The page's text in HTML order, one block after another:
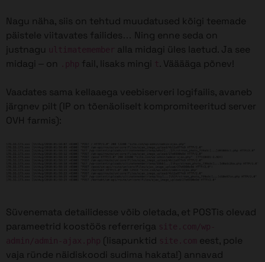
Nagu näha, siis on tehtud muudatused kõigi teemade
päistele viitavates failides… Ning enne seda on
justnagu ultimatemember alla midagi üles laetud. Ja see
midagi – on
.php fail, lisaks mingi t. Vääääga põnev!
Vaadates sama kellaaega veebiserveri logifailis, avaneb
järgnev pilt (IP on tõenäoliselt kompromiteeritud server
OVH farmis):
Süvenemata detailidesse võib oletada, et POSTis olevad
parameetrid koostöös referreriga site.com/wp-
admin/admin-ajax.php (lisapunktid site.com eest, pole
vaja ründe näidiskoodi sudima hakata!) annavad